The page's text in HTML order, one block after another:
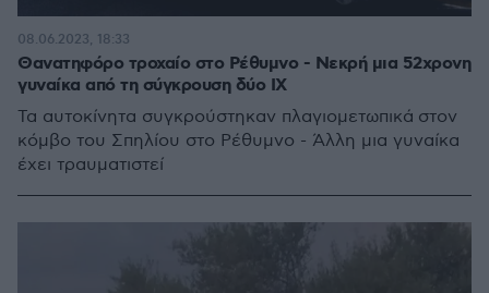
Θανατηφόρο τροχαίο στο Ρέθυμνο - Νεκρή μια 52χρονη
γυναίκα από τη σύγκρουση δύο ΙΧ
Τα αυτοκίνητα συγκρούστηκαν πλαγιομετωπικά στον
κόμβο του Σπηλίου στο Ρέθυμνο - Άλλη μια γυναίκα
έχει τραυματιστεί
08.06.2023, 18:33